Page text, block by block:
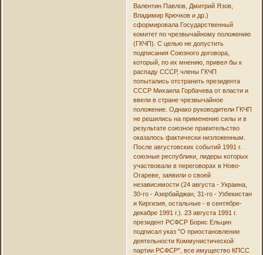
Валентин Павлов, Дмитрий Язов,
Владимир Крючков и др.)
сформировала Государственный
комитет по чрезвычайному положению
(ГКЧП). С целью не допустить
подписания Союзного договора,
который, по их мнению, привел бы к
распаду СССР, члены ГКЧП
попытались отстранить президента
СССР Михаила Горбачева от власти и
ввели в стране чрезвычайное
положение. Однако руководители ГКЧП
не решились на применение силы и в
результате союзное правительство
оказалось фактически низложенным.
После августовских событий 1991 г.
союзные республики, лидеры которых
участвовали в переговорах в Ново-
Огареве, заявили о своей
независимости (24 августа - Украина,
30-го - Азербайджан, 31-го - Узбекистан
и Киргизия, остальные - в сентябре-
декабре 1991 г.). 23 августа 1991 г.
президент РСФСР Борис Ельцин
подписал указ "О приостановлении
деятельности Коммунистической
партии РСФСР", все имущество КПСС